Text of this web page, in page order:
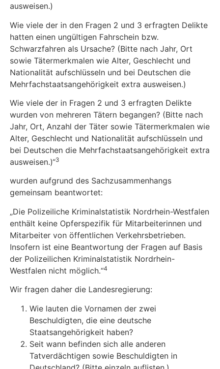
ausweisen.)
Wie viele der in den Fragen 2 und 3 erfragten Delikte
hatten einen ungültigen Fahrschein bzw.
Schwarzfahren als Ursache? (Bitte nach Jahr, Ort
sowie Tätermerkmalen wie Alter, Geschlecht und
Nationalität aufschlüsseln und bei Deutschen die
Mehrfachstaatsangehörigkeit extra ausweisen.)
Wie viele der in Fragen 2 und 3 erfragten Delikte
wurden von mehreren Tätern begangen? (Bitte nach
Jahr, Ort, Anzahl der Täter sowie Tätermerkmalen wie
Alter, Geschlecht und Nationalität aufschlüsseln und
bei Deutschen die Mehrfachstaatsangehörigkeit extra
ausweisen.)“3
wurden aufgrund des Sachzusammenhangs
gemeinsam beantwortet:
„Die Polizeiliche Kriminalstatistik Nordrhein-Westfalen
enthält keine Opferspezifik für Mitarbeiterinnen und
Mitarbeiter von öffentlichen Verkehrsbetrieben.
Insofern ist eine Beantwortung der Fragen auf Basis
der Polizeilichen Kriminalstatistik Nordrhein-
Westfalen nicht möglich.“4
Wir fragen daher die Landesregierung:
Wie lauten die Vornamen der zwei
Beschuldigten, die eine deutsche
Staatsangehörigkeit haben?
Seit wann befinden sich alle anderen
Tatverdächtigen sowie Beschuldigten in